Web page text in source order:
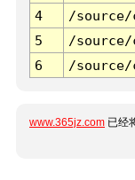
4
/
5
/
6
/
www.365jz.com 已经